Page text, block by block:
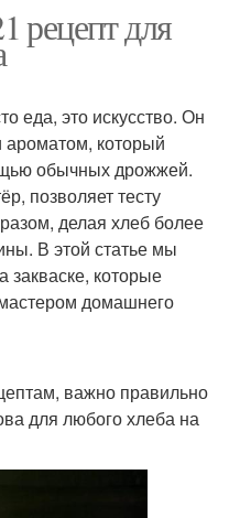
рецепт для
еда, это искусство. Он
ароматом, который
обычных дрожжей.
позволяет тесту
делая хлеб более
В этой статье мы
закваске, которые
домашнего
важно правильно
для любого хлеба на